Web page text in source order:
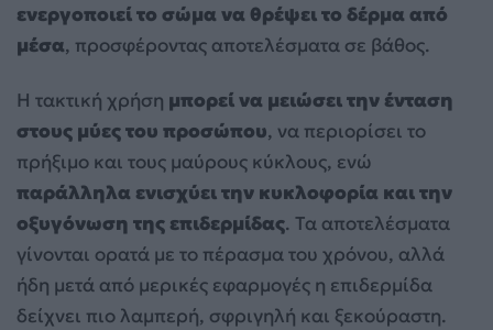
ενεργοποιεί το σώμα να θρέψει το δέρμα από
μέσα, προσφέροντας αποτελέσματα σε βάθος.
Η τακτική χρήση μπορεί να μειώσει την ένταση
στους μύες του προσώπου, να περιορίσει το
πρήξιμο και τους μαύρους κύκλους, ενώ
παράλληλα ενισχύει την κυκλοφορία και την
οξυγόνωση της επιδερμίδας. Τα αποτελέσματα
γίνονται ορατά με το πέρασμα του χρόνου, αλλά
ήδη μετά από μερικές εφαρμογές η επιδερμίδα
δείχνει πιο λαμπερή, σφριγηλή και ξεκούραστη.